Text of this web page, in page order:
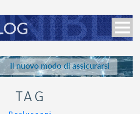
TAG